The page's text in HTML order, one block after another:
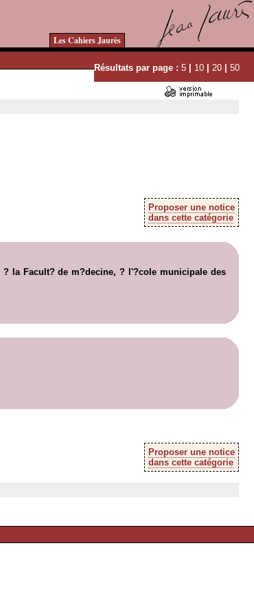
Les Cahiers Jaurès
Résultats par page : 5 | 10 | 20 | 50
Proposer une notice
dans cette catégorie
la Facult? de m?decine, ? l'?cole municipale des
Proposer une notice
dans cette catégorie